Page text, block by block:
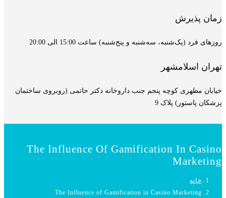
زمان پذیرش
روزهای فرد (یک‌شنبه، سه‌شنبه و پنج‌شنبه) ساعت 15:00 الی 20:00
تهران اسلامشهر
خیابان مطهری کوچه پنجم جنب داروخانه دکتر حاتمی (روبروی ساختمان
پزشکان پاستور) پلاک 9
The Influence Of Gamification In Casino
Marketing
خانه
The Influence of Gamification in Casino Marketing